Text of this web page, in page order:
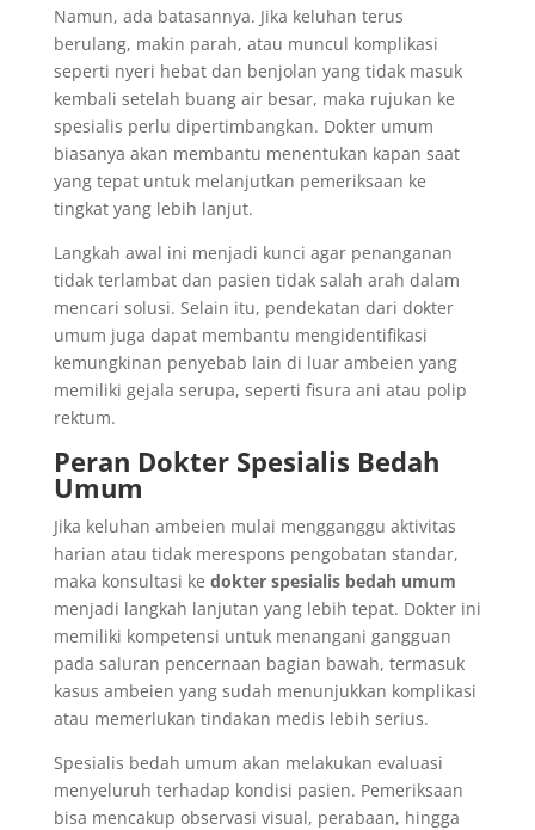
Namun, ada batasannya. Jika keluhan terus
berulang, makin parah, atau muncul komplikasi
seperti nyeri hebat dan benjolan yang tidak masuk
kembali setelah buang air besar, maka rujukan ke
spesialis perlu dipertimbangkan. Dokter umum
biasanya akan membantu menentukan kapan saat
yang tepat untuk melanjutkan pemeriksaan ke
tingkat yang lebih lanjut.
Langkah awal ini menjadi kunci agar penanganan
tidak terlambat dan pasien tidak salah arah dalam
mencari solusi. Selain itu, pendekatan dari dokter
umum juga dapat membantu mengidentifikasi
kemungkinan penyebab lain di luar ambeien yang
memiliki gejala serupa, seperti fisura ani atau polip
rektum.
Peran Dokter Spesialis Bedah
Umum
Jika keluhan ambeien mulai mengganggu aktivitas
harian atau tidak merespons pengobatan standar,
maka konsultasi ke dokter spesialis bedah umum
menjadi langkah lanjutan yang lebih tepat. Dokter ini
memiliki kompetensi untuk menangani gangguan
pada saluran pencernaan bagian bawah, termasuk
kasus ambeien yang sudah menunjukkan komplikasi
atau memerlukan tindakan medis lebih serius.
Spesialis bedah umum akan melakukan evaluasi
menyeluruh terhadap kondisi pasien. Pemeriksaan
bisa mencakup observasi visual, perabaan, hingga